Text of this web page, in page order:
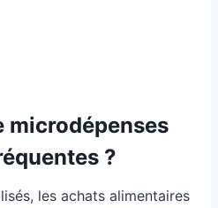
microdépenses
?
les achats alimentaires